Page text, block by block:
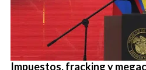
Impuestos, fracking y